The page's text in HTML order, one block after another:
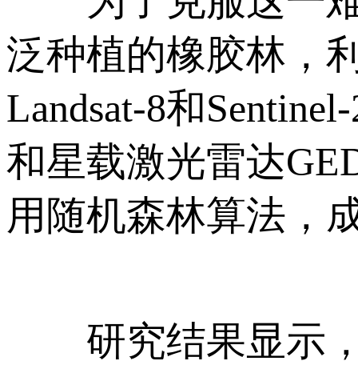
泛种植的橡胶林，
Landsat-8和
和星载激光雷达
用随机森林算法，
研究结果显示，